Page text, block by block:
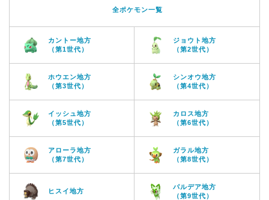
全ポケモン一覧
カントー地方
（第1世代）
ジョウト地方
（第2世代）
ホウエン地方
（第3世代）
シンオウ地方
（第4世代）
イッシュ地方
（第5世代）
カロス地方
（第6世代）
アローラ地方
（第7世代）
ガラル地方
（第8世代）
ヒスイ地方
パルデア地方
（第9世代）